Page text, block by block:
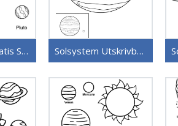
Utskrivbart Gratis Solsystem Solsystem Utskrivbart